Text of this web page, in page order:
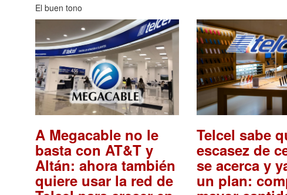
El buen tono
A Megacable no le
basta con AT&T y
Altán: ahora también
quiere usar la red de
Telcel sabe
escasez de
se acerca y
un plan: